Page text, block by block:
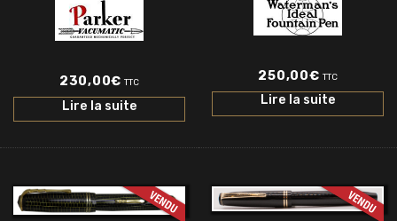
230,00€ TTC
Lire la suite
250,00€ TTC
Lire la suite